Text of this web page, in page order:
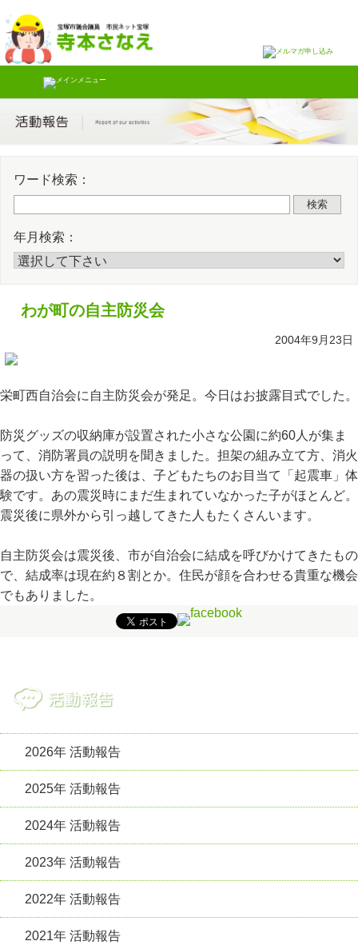
to
content
ワード検索：
検索
年月検索：
わが町の自主防災会
2004年9月23日
栄町西自治会に自主防災会が発足。今日はお披露目式でした。
防災グッズの収納庫が設置された小さな公園に約60人が集ま
って、消防署員の説明を聞きました。担架の組み立て方、消火
器の扱い方を習った後は、子どもたちのお目当て「起震車」体
験です。あの震災時にまだ生まれていなかった子がほとんど。
震災後に県外から引っ越してきた人もたくさんいます。
自主防災会は震災後、市が自治会に結成を呼びかけてきたもの
で、結成率は現在約８割とか。住民が顔を合わせる貴重な機会
でもありました。
2026年 活動報告
2025年 活動報告
2024年 活動報告
2023年 活動報告
2022年 活動報告
2021年 活動報告